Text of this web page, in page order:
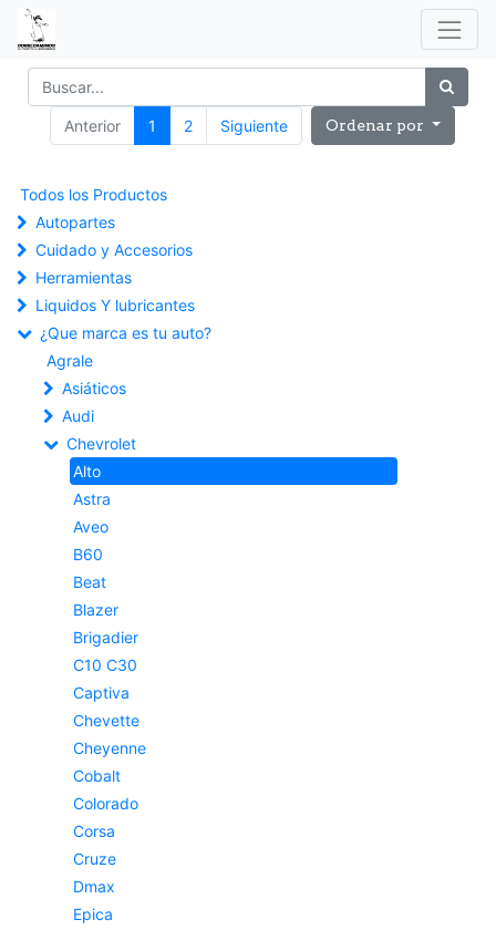
Anterior 1 2 Siguiente Ordenar por
Todos los Productos
Autopartes
Cuidado y Accesorios
Herramientas
Liquidos Y lubricantes
¿Que marca es tu auto?
Agrale
Asiáticos
Audi
Chevrolet
Alto
Astra
Aveo
B60
Beat
Blazer
Brigadier
C10 C30
Captiva
Chevette
Cheyenne
Cobalt
Colorado
Corsa
Cruze
Dmax
Epica